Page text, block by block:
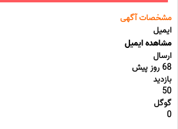
مشخصات آگهی
ایمیل
مشاهده ایمیل
ارسال
68 روز پیش
بازدید
50
گوگل
0